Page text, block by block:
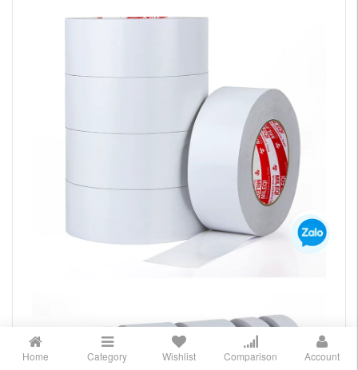
Home Category Wishlist Comparison Account